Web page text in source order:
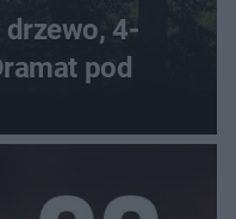
drzewo, 4-
pod